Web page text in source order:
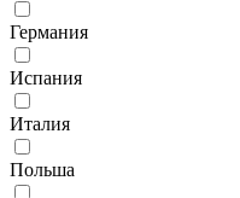
Германия
Испания
Италия
Польша